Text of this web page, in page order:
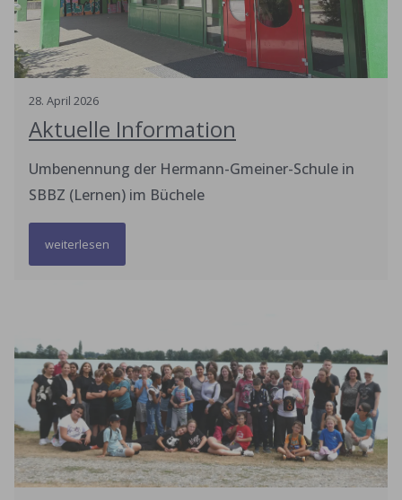
28. April 2026
Aktuelle Information
Umbenennung der Hermann-Gmeiner-Schule in
SBBZ (Lernen) im Büchele
weiterlesen